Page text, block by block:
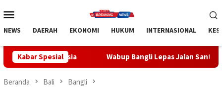
ke
Mobile
NEWS DAERAH EKONOMI HUKUM INTERNASIONAL
Kabar SpesialWabup Bangli Lepas Jalan Santai, Awali Rangkaian
Beranda Bali Bangli